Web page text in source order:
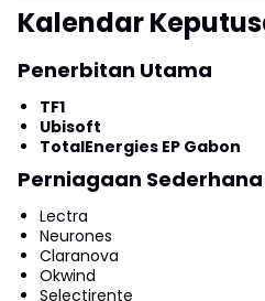
Kalendar
Penerbitan Utama
TF1
Ubisoft
TotalEnergies EP Gabon
Perniagaan Sederhana
Lectra
Neurones
Claranova
Okwind
Selectirente